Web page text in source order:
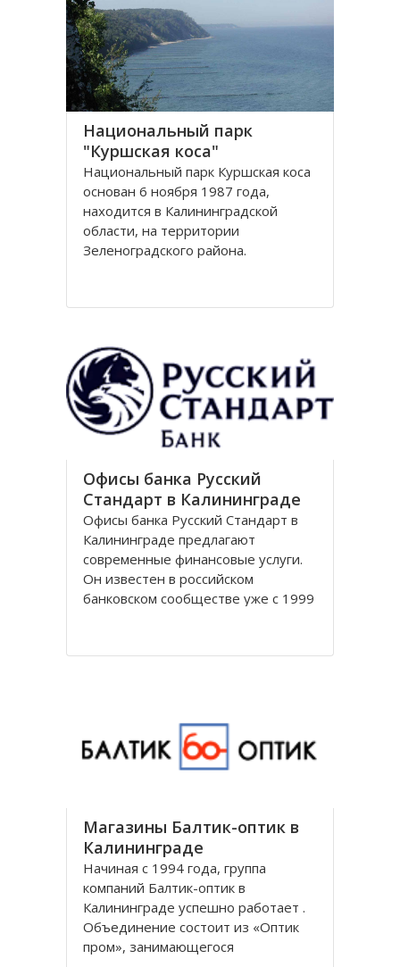
Национальный парк
"Куршская коса"
Национальный парк Куршская коса
основан 6 ноября 1987 года,
находится в Калининградской
области, на территории
Зеленоградского района.
стал одним из первых
Союзе, организованных в конце
80-х годов. Позже он был включен
в
Офисы банка Русский
Стандарт в Калининграде
Офисы банка Русский Стандарт в
Калининграде предлагают
современные финансовые услуги.
Он известен в российском
банковском сообществе уже с 1999
настоящее время он является
Магазины Балтик-оптик в
Калининграде
Начиная с 1994 года, группа
компаний Балтик-оптик в
Калининграде успешно работает .
Объединение состоит из «Оптик
пром», занимающегося